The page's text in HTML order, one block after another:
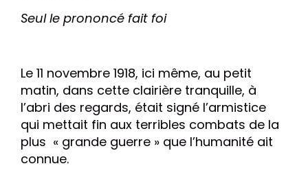
Seul le prononcé fait foi
Le 11 novembre 1918, ici même, au petit
matin, dans cette clairière tranquille, à
l’abri des regards, était signé l’armistice
qui mettait fin aux terribles combats de la
plus « grande guerre » que l’humanité ait
connue.